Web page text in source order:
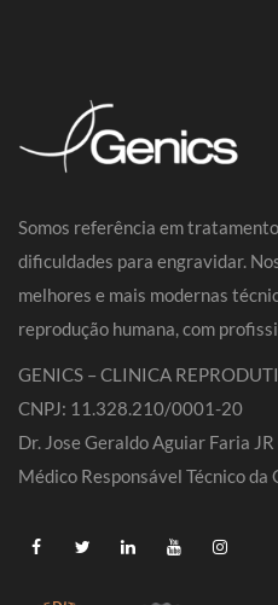
Somos referência em
dificuldades para engravidar.
melhores e mais modernas
reprodução humana, com
GENICS – CLINICA
CNPJ: 11.328.210/0001-20
Dr. Jose Geraldo Aguiar Faria
Médico Responsável Técnico da